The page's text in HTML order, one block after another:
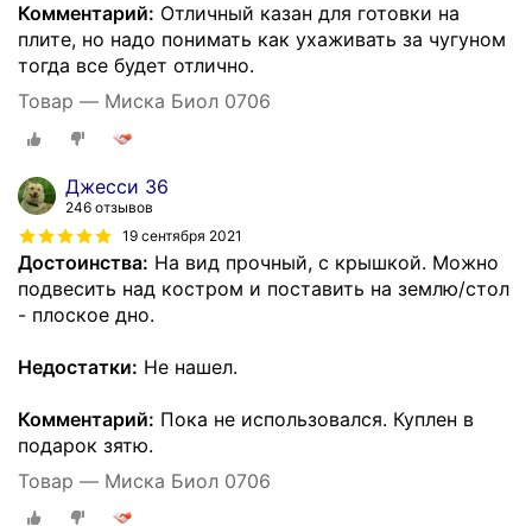
Комментарий: Отличный казан для готовки на
плите, но надо понимать как ухаживать за чугуном
тогда все будет отлично.
Товар — Миска Биол 0706
Джесси 36
246 отзывов
19 сентября 2021
Достоинства: На вид прочный, с крышкой. Можно
подвесить над костром и поставить на землю/стол
- плоское дно.
Недостатки: Не нашел.
Комментарий: Пока не использовался. Куплен в
подарок зятю.
Товар — Миска Биол 0706